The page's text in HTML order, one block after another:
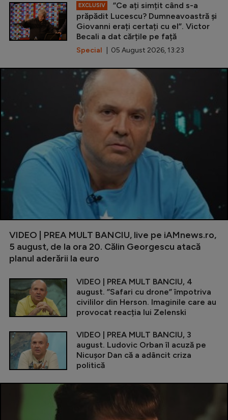
EXCLUSIV
”Ce ați simțit când s-a
prăpădit Lucescu? Dumneavoastră și
Giovanni erați certați cu el”. Victor
Becali a dat cărțile pe față
Special | 05 August 2026, 13:23
VIDEO | PREA MULT BANCIU, live pe iAMnews.ro,
5 august, de la ora 20. Călin Georgescu atacă
planul aderării la euro
VIDEO | PREA MULT BANCIU, 4
august. ”Safari cu drone” împotriva
civililor din Herson. Imaginile care au
provocat reacția lui Zelenski
VIDEO | PREA MULT BANCIU, 3
august. Ludovic Orban îl acuză pe
Nicușor Dan că a adâncit criza
politică